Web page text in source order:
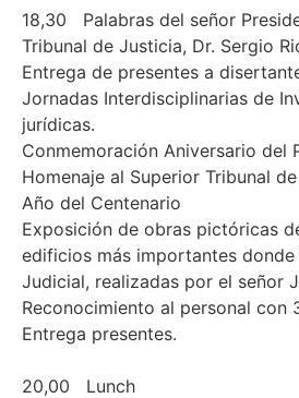
18,30 Palabras del señor
Tribunal de Justicia, Dr. Sergio
Entrega de presentes a
Jornadas Interdisciplinarias de
jurídicas.
Conmemoración Aniversario del
Homenaje al Superior Tribunal
Año del Centenario
Exposición de obras pictóricas
edificios más importantes
Judicial, realizadas por el señor
Reconocimiento al personal con
Entrega presentes.
20,00 Lunch